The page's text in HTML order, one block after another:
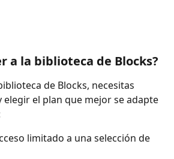
a la biblioteca de Blocks?
de Blocks, necesitas
elegir el plan que mejor se adapte
limitado a una selección de